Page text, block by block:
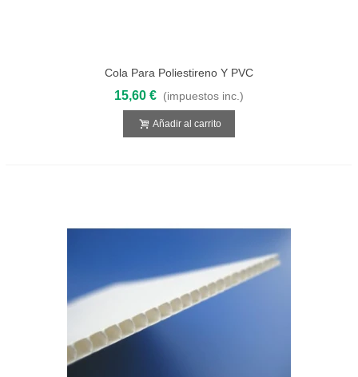
Cola Para Poliestireno Y PVC
15,60 € (impuestos inc.)
Añadir al carrito